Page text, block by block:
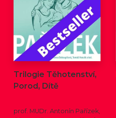
Trilogie Těhotenství,
Porod, Dítě
prof. MUDr. Antonín Pařízek,